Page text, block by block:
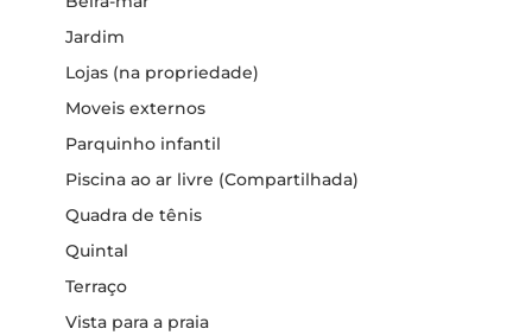
Jardim
Lojas (na propriedade)
Moveis externos
Parquinho infantil
Piscina ao ar livre (Compartilhada)
Quadra de tênis
Quintal
Terraço
Vista para a praia